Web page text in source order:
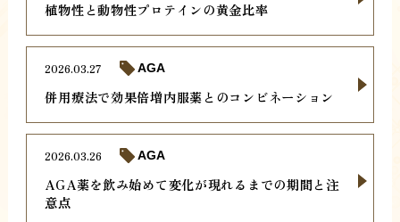
植物性と動物性プロテインの黄金比率
併用療法で効果倍増内服薬とのコンビネーション
2026.03.27 AGA
AGA薬を飲み始めて変化が現れるまでの期間と注
意点
2026.03.26 AGA